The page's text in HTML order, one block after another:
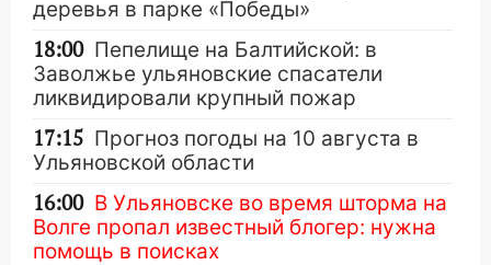
деревья в парке «Победы»
18:00 Пепелище на Балтийской: в
Заволжье ульяновские спасатели
ликвидировали крупный пожар
17:15 Прогноз погоды на 10 августа в
Ульяновской области
16:00 В Ульяновске во время шторма на
Волге пропал известный блогер: нужна
помощь в поисках